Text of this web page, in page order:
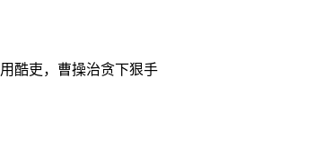
酷吏，曹操治贪下狠手